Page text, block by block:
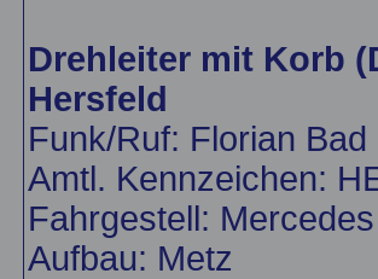
Drehleiter mit Korb
Hersfeld
Funk/Ruf: Florian
Amtl. Kennzeichen:
Fahrgestell:
Aufbau: Metz